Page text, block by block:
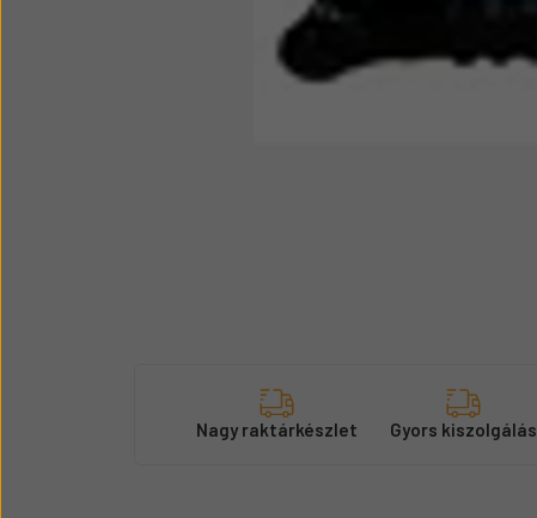
Motor alkatrész
Nagy raktárkészlet Gyors kiszolgálás